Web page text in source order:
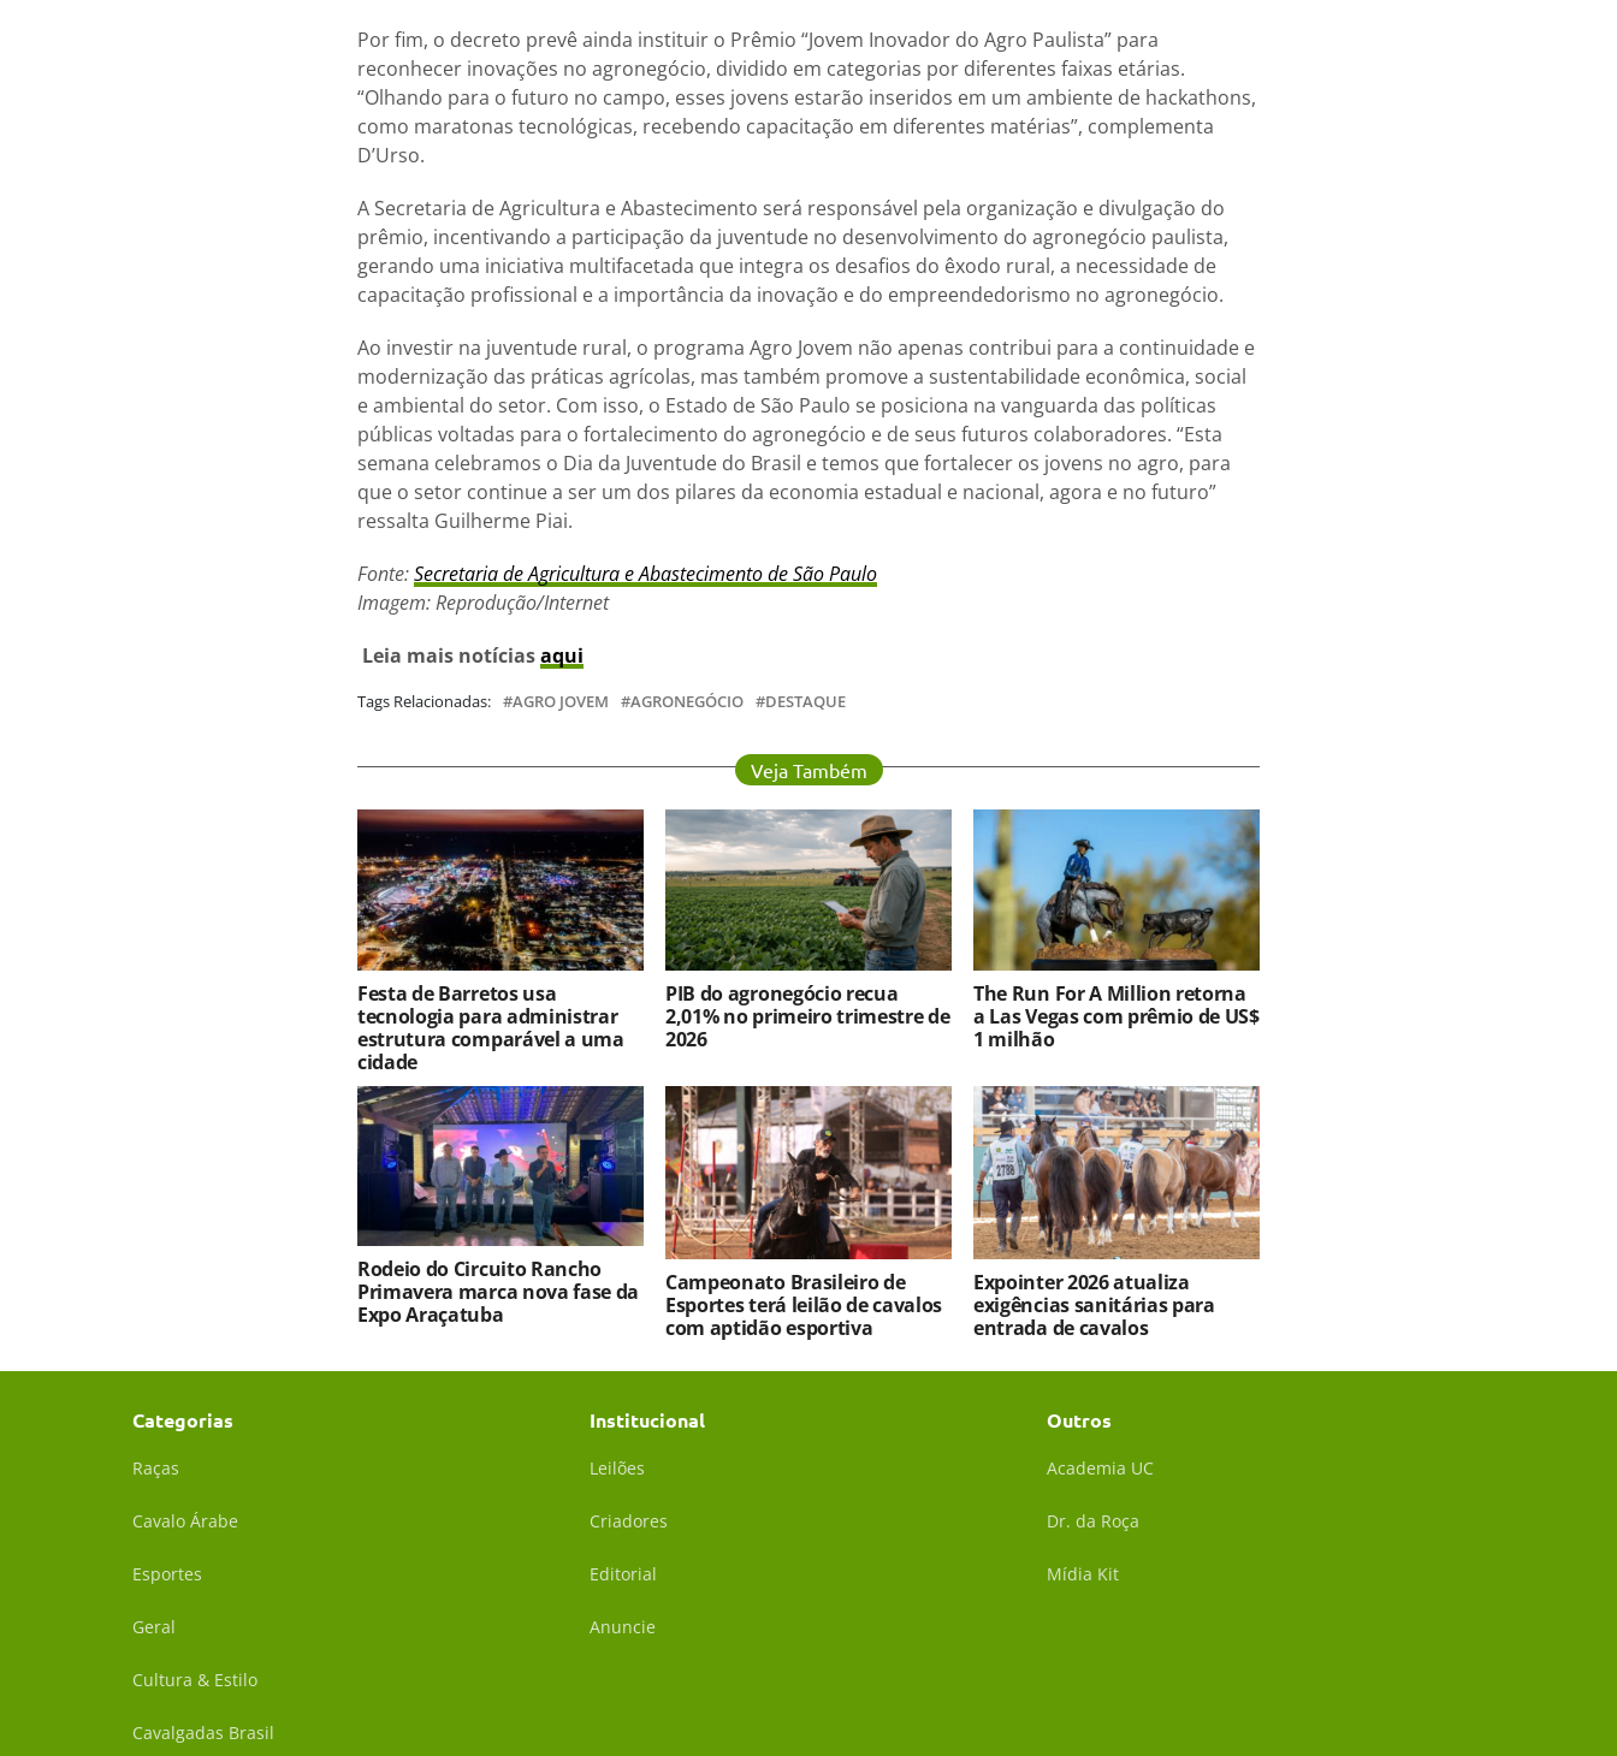
Por fim, o decreto prevê ainda instituir o Prêmio “Jovem Inovador do Agro Paulista” para
reconhecer inovações no agronegócio, dividido em categorias por diferentes faixas etárias.
“Olhando para o futuro no campo, esses jovens estarão inseridos em um ambiente de hackathons,
como maratonas tecnológicas, recebendo capacitação em diferentes matérias”, complementa
D’Urso.
A Secretaria de Agricultura e Abastecimento será responsável pela organização e divulgação do
prêmio, incentivando a participação da juventude no desenvolvimento do agronegócio paulista,
gerando uma iniciativa multifacetada que integra os desafios do êxodo rural, a necessidade de
capacitação profissional e a importância da inovação e do empreendedorismo no agronegócio.
Ao investir na juventude rural, o programa Agro Jovem não apenas contribui para a continuidade e
modernização das práticas agrícolas, mas também promove a sustentabilidade econômica, social
e ambiental do setor. Com isso, o Estado de São Paulo se posiciona na vanguarda das políticas
públicas voltadas para o fortalecimento do agronegócio e de seus futuros colaboradores. “Esta
semana celebramos o Dia da Juventude do Brasil e temos que fortalecer os jovens no agro, para
que o setor continue a ser um dos pilares da economia estadual e nacional, agora e no futuro”
ressalta Guilherme Piai.
Fonte:Secretaria de Agricultura e Abastecimento de São Paulo
Imagem: Reprodução/Internet
Leia mais notíciasaqui
Tags Relacionadas: AGRO JOVEM AGRONEGÓCIO DESTAQUE
Veja Também
Festa de Barretos usa
tecnologia para administrar
estrutura comparável a uma
cidade
PIB do agronegócio recua
2,01% no primeiro trimestre de
2026
The Run For A Million retorna
a Las Vegas com prêmio de US$
1 milhão
Rodeio do Circuito Rancho
Primavera marca nova fase da
Expo Araçatuba
Campeonato Brasileiro de
Esportes terá leilão de cavalos
com aptidão esportiva
Expointer 2026 atualiza
exigências sanitárias para
entrada de cavalos
Categorias
Raças
Cavalo Árabe
Esportes
Geral
Cultura & Estilo
Cavalgadas Brasil
Institucional
Leilões
Criadores
Editorial
Anuncie
Outros
Academia UC
Dr. da Roça
Mídia Kit